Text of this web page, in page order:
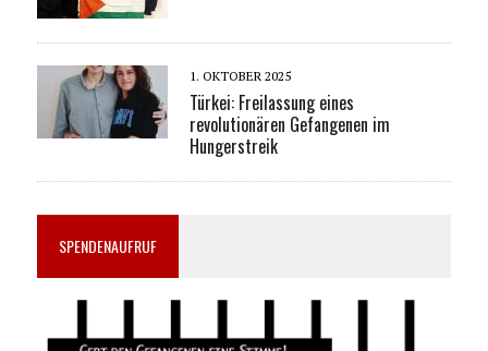
1. OKTOBER 2025
Türkei: Freilassung eines
revolutionären Gefangenen im
Hungerstreik
SPENDENAUFRUF